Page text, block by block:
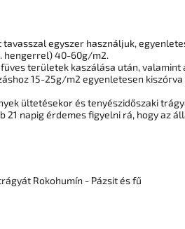
egyszer használjuk,
hengerrel) 40-60g/m2.
területek kaszálása után, valamint
15-25g/m2 egyenletesen
ültetésekor és tenyészidőszaki
napig érdemes figyelni rá, hogy az
Rokohumín - Pázsit és fű